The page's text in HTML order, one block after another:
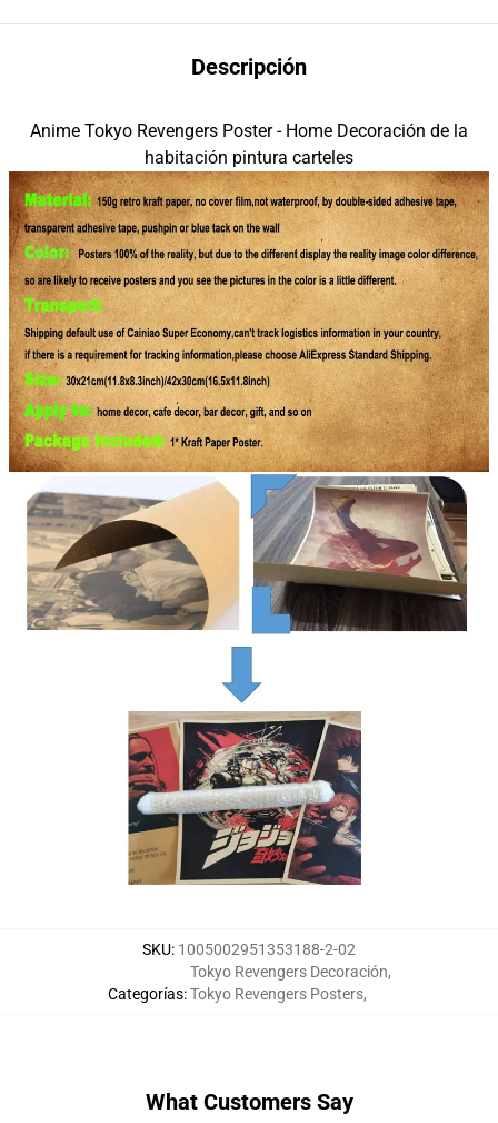
Descripción
Anime Tokyo Revengers Poster - Home Decoración de la
habitación pintura carteles
SKU: 1005002951353188-2-02
Categorías:
Tokyo Revengers Decoración,
Tokyo Revengers Posters,
What Customers Say